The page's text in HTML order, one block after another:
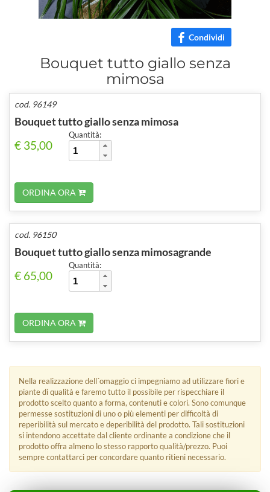
Condividi
Bouquet tutto giallo senza
mimosa
cod. 96149
Bouquet tutto giallo senza mimosa
€ 35,00
Quantità:
ORDINA ORA
cod. 96150
Bouquet tutto giallo senza mimosagrande
€ 65,00
Quantità:
ORDINA ORA
Nella realizzazione dell´omaggio ci impegniamo ad utilizzare fiori e
piante di qualità e faremo tutto il possibile per rispecchiare il
prodotto scelto quanto a forma, contenuti e colori. Sono comunque
permesse sostituzioni di uno o più elementi per difficoltà di
reperibilità sul mercato e deperibilità del prodotto. Tali sostituzioni
si intendono accettate dal cliente ordinante a condizione che il
prodotto offra almeno lo stesso rapporto qualità/prezzo. Puoi
sempre contattarci per concordare quanto ritieni necessario.